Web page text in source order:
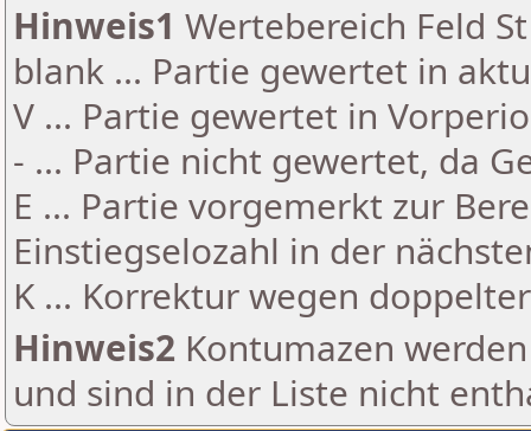
Hinweis1 Wertebereich Feld
blank ... Partie gewertet in
V ... Partie gewertet in
- ... Partie nicht gewertet, da
E ... Partie vorgemerkt zur
Einstiegselozahl in der
K ... Korrektur wegen
Hinweis2 Kontumazen
und sind in der Liste nicht